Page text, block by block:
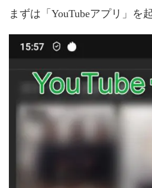
まずは「YouTubeアプリ」を